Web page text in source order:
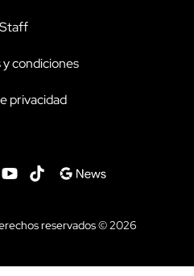
Staff
condiciones
privacidad
reservados © 2026